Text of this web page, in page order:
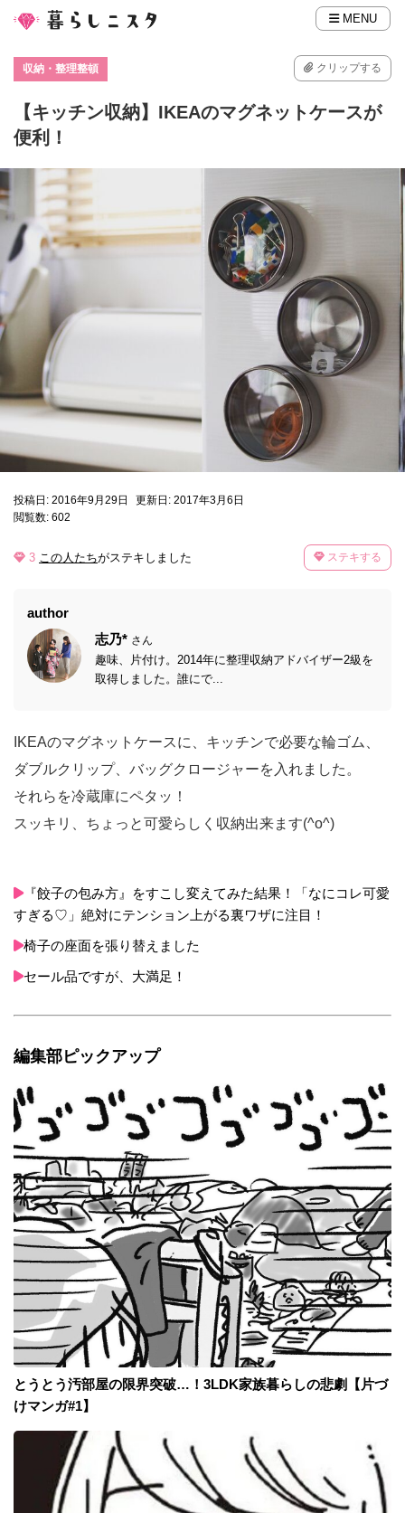
MENU
収納・整理整頓 クリップする
【キッチン収納】IKEAのマグネットケースが
便利！
投稿日: 2016年9月29日
更新日: 2017年3月6日
閲覧数: 602
3 この人たちがステキしました ステキする
author
志乃* さん
趣味、片付け。2014年に整理収納アドバイザー2級を
取得しました。誰にで...
IKEAのマグネットケースに、キッチンで必要な輪ゴム、
ダブルクリップ、バッグクロージャーを入れました。
それらを冷蔵庫にペタッ！
スッキリ、ちょっと可愛らしく収納出来ます(^o^)
『餃子の包み方』をすこし変えてみた結果！「なにコレ可愛
すぎる♡」絶対にテンション上がる裏ワザに注目！
椅子の座面を張り替えました
セール品ですが、大満足！
編集部ピックアップ
とうとう汚部屋の限界突破…！3LDK家族暮らしの悲劇【片づ
けマンガ#1】